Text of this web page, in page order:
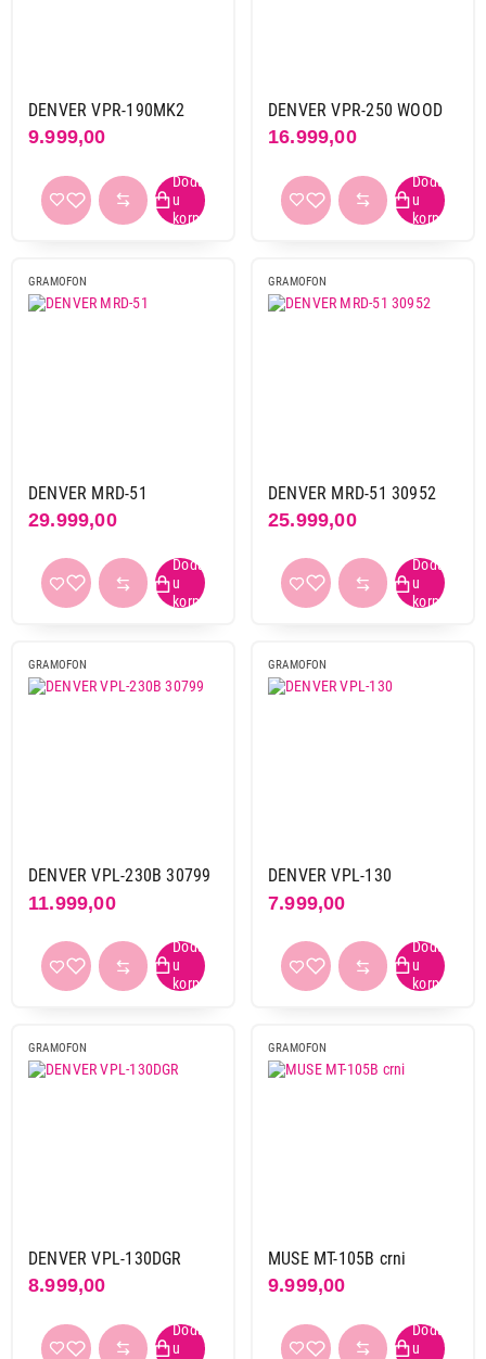
DENVER VPR-190MK2
9.999,00
DENVER VPR-250 WOOD
16.999,00
GRAMOFON
DENVER MRD-51
29.999,00
GRAMOFON
DENVER MRD-51 30952
25.999,00
GRAMOFON
DENVER VPL-230B 30799
11.999,00
GRAMOFON
DENVER VPL-130
7.999,00
GRAMOFON
DENVER VPL-130DGR
8.999,00
GRAMOFON
MUSE MT-105B crni
9.999,00